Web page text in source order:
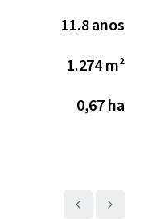
11.8 anos
1.274 m²
0,67 ha